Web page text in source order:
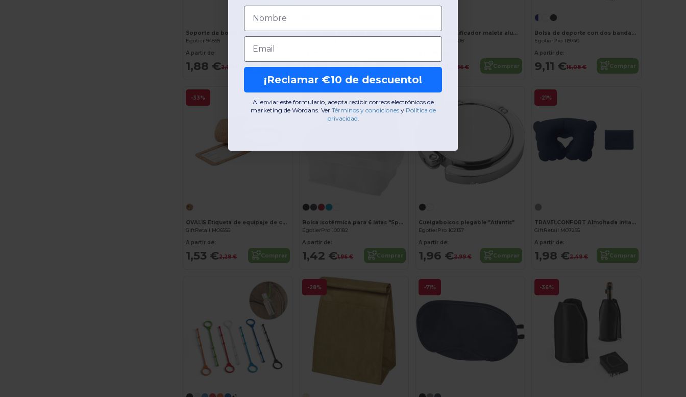
Soporte de bolso para mesa
Egotier 94899
A partir de:
1,88 €2,08 € Comprar
Funda para gafas (80 g/m²)
0,30 €0,38 € Comprar
FLY TAG Identificador maleta aluminio
GiftRetail MO9508
1,26 € 1,86 € Comprar
Bolsa de deporte con dos bandas 30L "San Jose"
EgotierPro 119740
A partir de:
9,11 €16,08 € Comprar
-33%
OVALIS Etiqueta de equipaje de corcho
GiftRetail MO6556
A partir de:
1,53 €2,28 € Comprar
Bolsa isotérmica para 6 latas "Spectrum"
EgotierPro 100182
A partir de:
1,42 €1,96 € Comprar
¡Personalízalo!
Cuelgabolsos plegable "Atlantis"
EgotierPro 102137
A partir de:
1,96 €2,99 € Comprar
-21%
TRAVELCONFORT Almohada inflable
GiftRetail MO7265
A partir de:
1,98 €2,49 € Comprar
-28% -71% -36%
¡Personalízalo!
Nombre
Email
¡Reclamar €10 de descuento!
Al enviar este formulario, acepta recibir correos electrónicos de
marketing de Wordans. Ver​ Términos y condiciones​ y Política de
privacidad